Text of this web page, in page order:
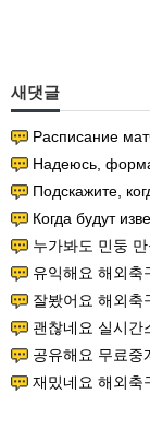
새댓글
Расписание матчей
Надеюсь, формат
Подскажите,
Когда будут
누가봐도 민둥 만들어서 탈북하는
유익해요 해외축구중계 링크 찾
잘봤어요 해외축구 경기 일정
괜찮네요 실시간스포츠 정보
공유해요 무료중계 찾을 때 여기
재밌네요 해외축구중계 링크 찾